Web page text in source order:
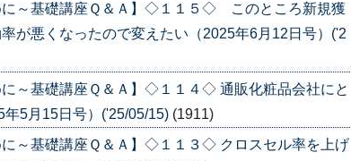
に～基礎講座Ｑ＆Ａ】◇１１５◇ このところ新規獲
が悪くなったので変えたい（2025年6月12日号）('2
に～基礎講座Ｑ＆Ａ】◇１１４◇ 通販化粧品会社にと
5月15日号）('25/05/15) (1911)
に～基礎講座Ｑ＆Ａ】◇１１３◇ クロスセル率を上げ